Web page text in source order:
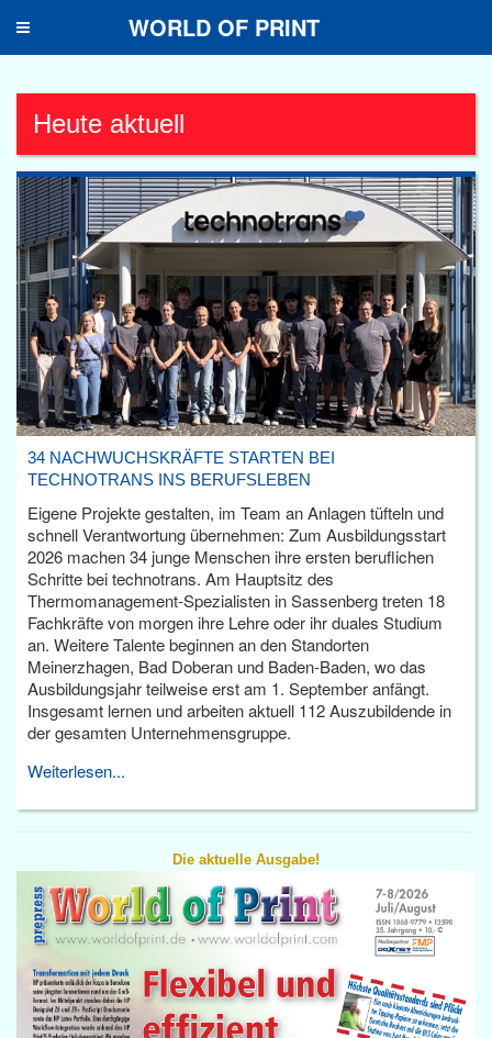
Toggle
WORLD OF PRINT
Heute aktuell
34 NACHWUCHSKRÄFTE STARTEN BEI
TECHNOTRANS INS BERUFSLEBEN
Eigene Projekte gestalten, im Team an Anlagen tüfteln und
schnell Verantwortung übernehmen: Zum Ausbildungsstart
2026 machen 34 junge Menschen ihre ersten beruflichen
Schritte bei technotrans. Am Hauptsitz des
Thermomanagement-Spezialisten in Sassenberg treten 18
Fachkräfte von morgen ihre Lehre oder ihr duales Studium
an. Weitere Talente beginnen an den Standorten
Meinerzhagen, Bad Doberan und Baden-Baden, wo das
Ausbildungsjahr teilweise erst am 1. September anfängt.
Insgesamt lernen und arbeiten aktuell 112 Auszubildende in
der gesamten Unternehmensgruppe.
Weiterlesen...
Die aktuelle Ausgabe!